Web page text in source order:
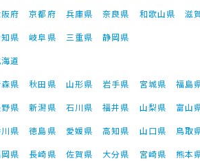
府 京都府 兵庫県 奈良県 和歌山県
滋
県 岐阜県 三重県
静岡県
道
県 秋田県 山形県 岩手県 宮城県
福島
県 新潟県 石川県 福井県 山梨県
富山
県 徳島県 愛媛県 高知県 山口県 鳥取
県 長崎県 佐賀県 大分県 宮崎県 熊本